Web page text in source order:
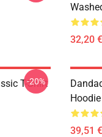
32,20 €
T-Shirt
-20%
Hoodie
39,51